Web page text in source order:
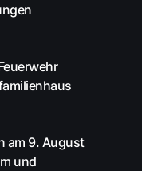
am 9. August
und